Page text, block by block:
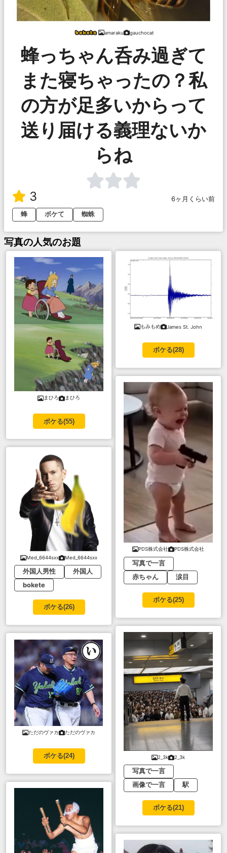
amaraku gauchocat
蜂っちゃん呑み過ぎて
また寝ちゃったの？私
の方が足多いからって
送り届ける義理ないか
らね
3
6ヶ月くらい前
蜂
ボケて 蜘蛛
写真の人気のお題
まひろ まひろ
ボケる(55)
Med_6644sxx Med_6644sxx
外国人男性
外国人
bokete
ボケる(26)
ただのヴァカ ただのヴァカ
ボケる(24)
もみもめ James St. John
ボケる(28)
PDS株式会社 PDS株式会社
写真で一言
赤ちゃん
涙目
ボケる(25)
2_3k 2_3k
写真で一言
画像で一言
駅
ボケる(21)